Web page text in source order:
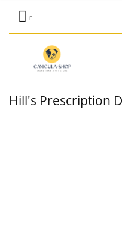
Hill's Prescription